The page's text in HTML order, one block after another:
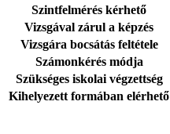
Szintfelmérés kérhető
Vizsgával zárul a képzés
Vizsgára bocsátás feltétele
Számonkérés módja
Szükséges iskolai végzettség
Kihelyezett formában elérhető